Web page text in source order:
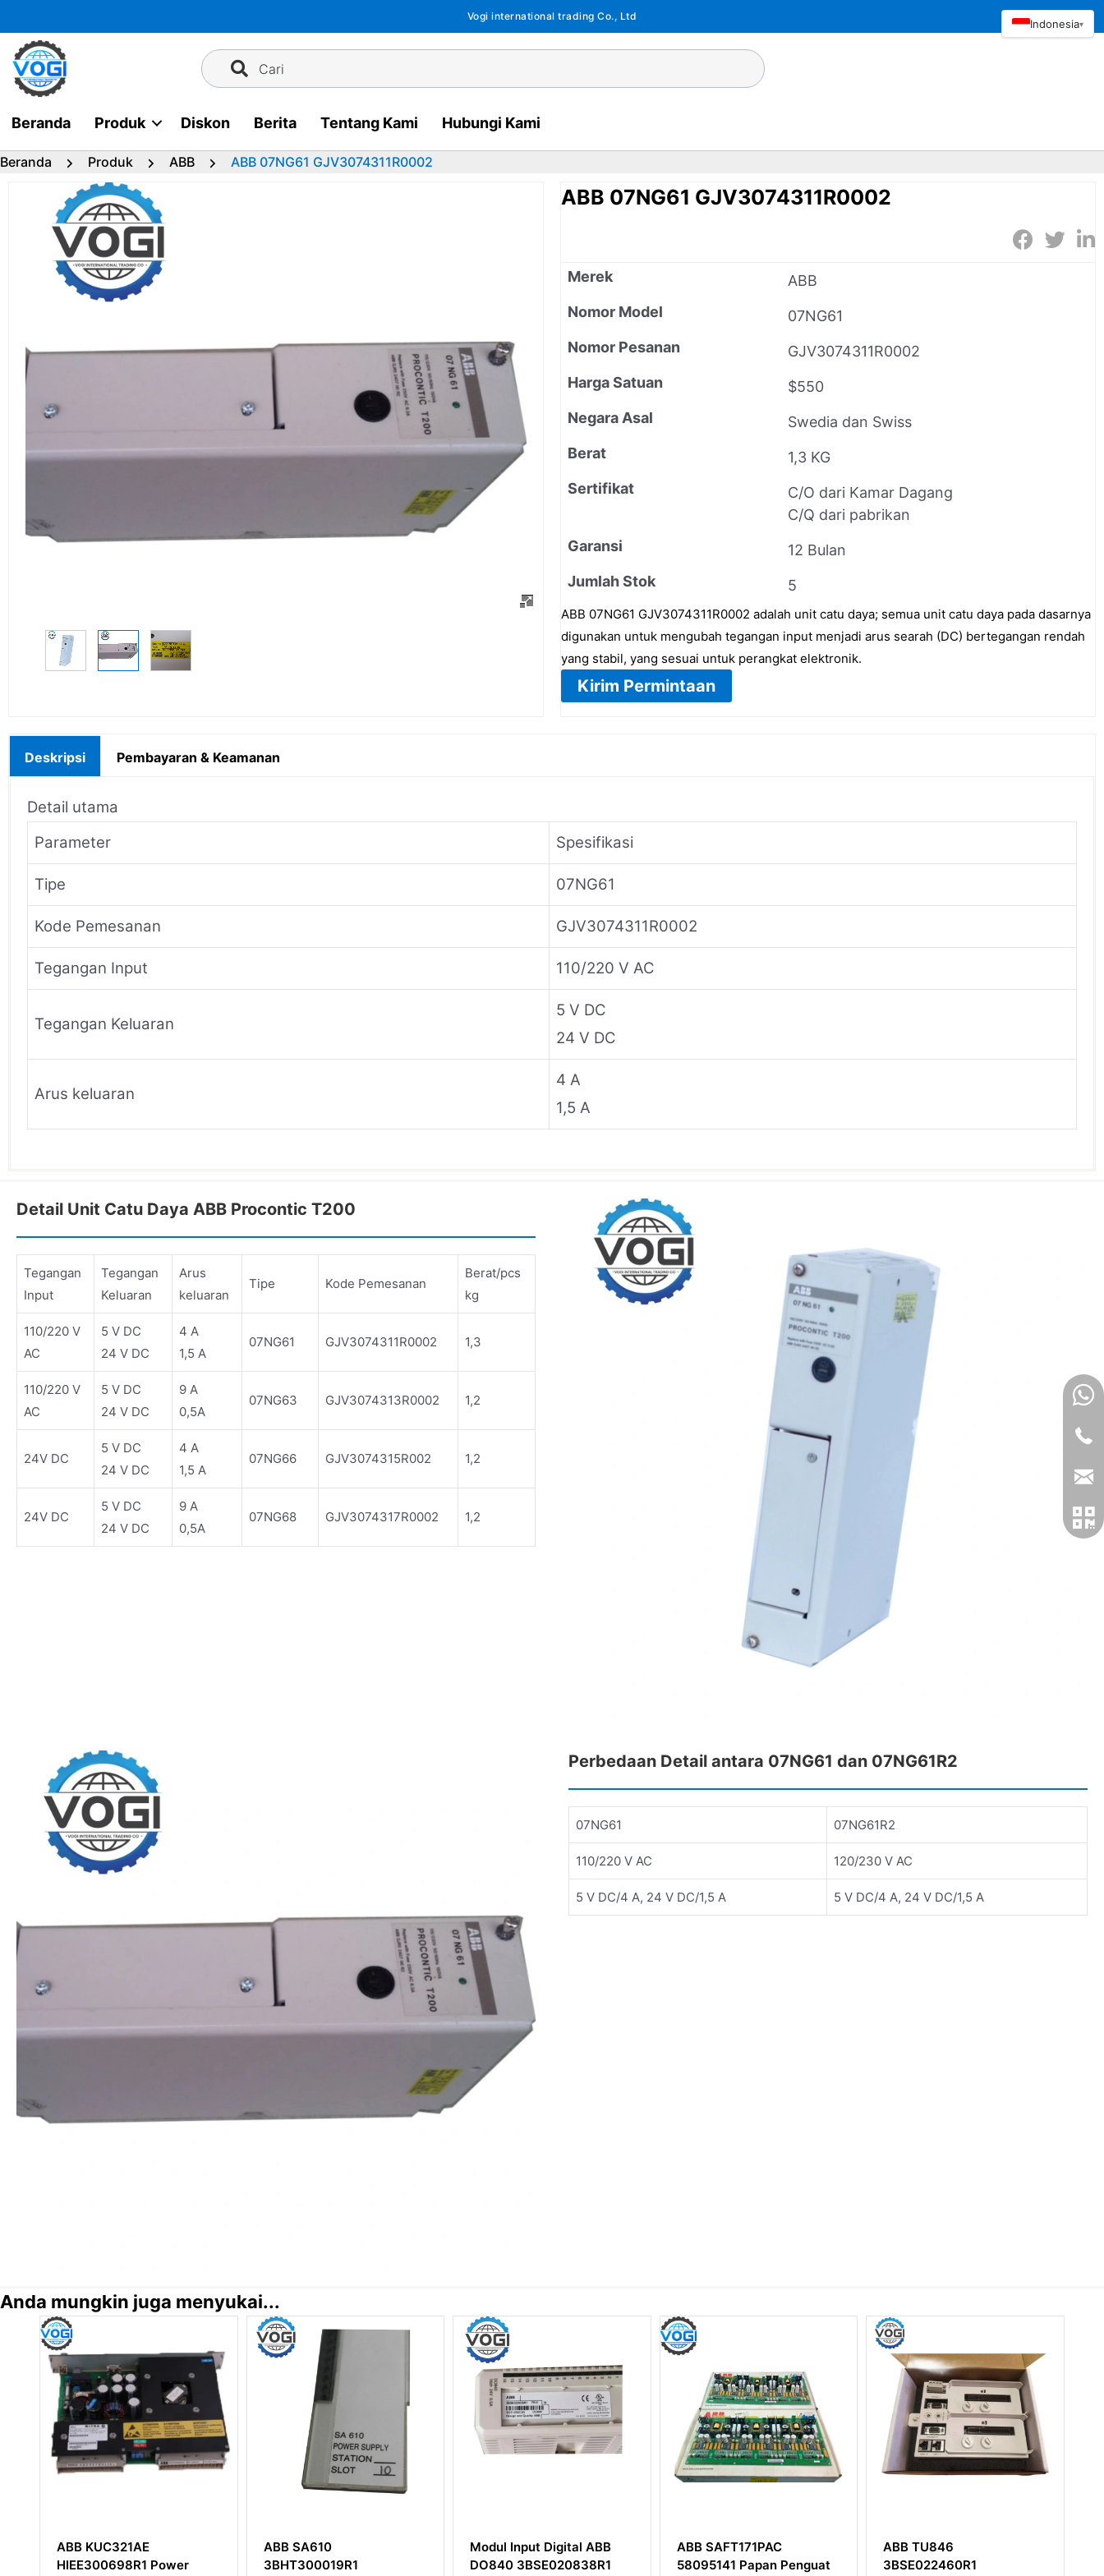
ke
konten
Vogi international trading Co., Ltd
Cari
Beranda Produk Diskon Berita Tentang Kami Hubungi Kami
Beranda Produk ABB ABB 07NG61 GJV3074311R0002
ABB 07NG61 GJV3074311R0002
Merek
ABB
Nomor Model
07NG61
Nomor Pesanan
GJV3074311R0002
Harga Satuan
$550
Negara Asal
Swedia dan Swiss
Berat
1,3 KG
Sertifikat
C/O dari Kamar Dagang
C/Q dari pabrikan
Garansi
12 Bulan
Jumlah Stok
5
ABB 07NG61 GJV3074311R0002 adalah unit catu daya; semua unit catu daya pada dasarnya
digunakan untuk mengubah tegangan input menjadi arus searah (DC) bertegangan rendah
yang stabil, yang sesuai untuk perangkat elektronik.
Kirim Permintaan
Deskripsi Pembayaran & Keamanan
Detail utama
Parameter
Spesifikasi
Tipe 07NG61
Kode Pemesanan GJV3074311R0002
Tegangan Input 110/220 V AC
Tegangan Keluaran
5 V DC
24 V DC
Arus keluaran
4 A
1,5 A
Detail Unit Catu Daya ABB Procontic T200
Tegangan
Input
Tegangan
Keluaran
Arus
keluaran
Tipe Kode Pemesanan
Berat/pcs
kg
110/220 V
AC
5 V DC
24 V DC
4 A
1,5 A
07NG61 GJV3074311R0002 1,3
110/220 V
AC
5 V DC
24 V DC
9 A
0,5A
07NG63 GJV3074313R0002 1,2
24V DC
5 V DC
24 V DC
4 A
1,5 A
07NG66 GJV3074315R002 1,2
24V DC
5 V DC
24 V DC
9 A
0,5A
07NG68 GJV3074317R0002 1,2
Perbedaan Detail antara 07NG61 dan 07NG61R2
07NG61 07NG61R2
110/220 V AC 120/230 V AC
5 V DC/4 A, 24 V DC/1,5 A 5 V DC/4 A, 24 V DC/1,5 A
Anda mungkin juga menyukai...
ABB SA610
3BHT300019R1
Modul Input Digital ABB
DO840 3BSE020838R1
ABB SAFT171PAC
58095141 Papan Penguat
ABB TU846
3BSE022460R1
ABB Bailey SPDSO14
Modul DO
Indonesia▾